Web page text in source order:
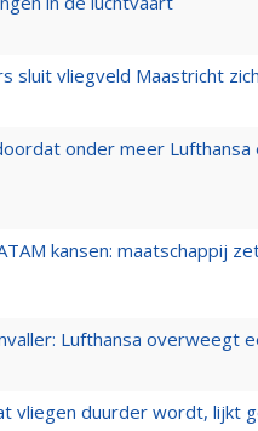
sluit vliegveld Maastricht
onder meer Lufthansa
kansen: maatschappij
Lufthansa overweegt
vliegen duurder wordt, lijkt